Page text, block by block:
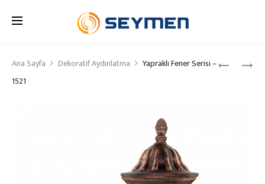
YAPRAKLI
Ana Sayfa Dekoratif Aydınlatma
Yapraklı Fener Serisi –
1521